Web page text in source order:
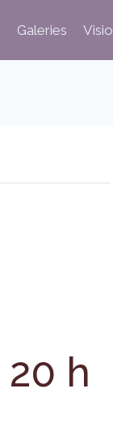
Galeries Visio
20 h